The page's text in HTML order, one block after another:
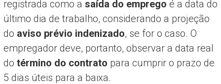
registrada como a saída do emprego é a data do
último dia de trabalho, considerando a projeção
do aviso prévio indenizado, se for o caso. O
empregador deve, portanto, observar a data real
do término do contrato para cumprir o prazo de
5 dias úteis para a baixa.